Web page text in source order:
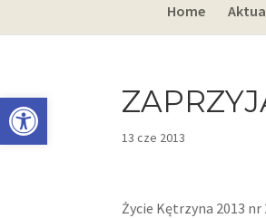
Otwórz pasek narzędzi
Home
13 cze 2013
Życie Kętrzyna 2013 nr